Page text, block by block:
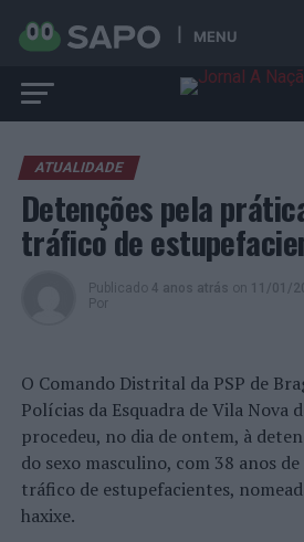
MENU
ATUALIDADE
Detenções pela
tráfico de
Publicado 4 anos atrás on 11/01/
Por
O Comando Distrital da PSP de
Polícias da Esquadra de Vila Nova
procedeu, no dia de ontem, à
do sexo masculino, com 38 anos
tráfico de estupefacientes,
haxixe.